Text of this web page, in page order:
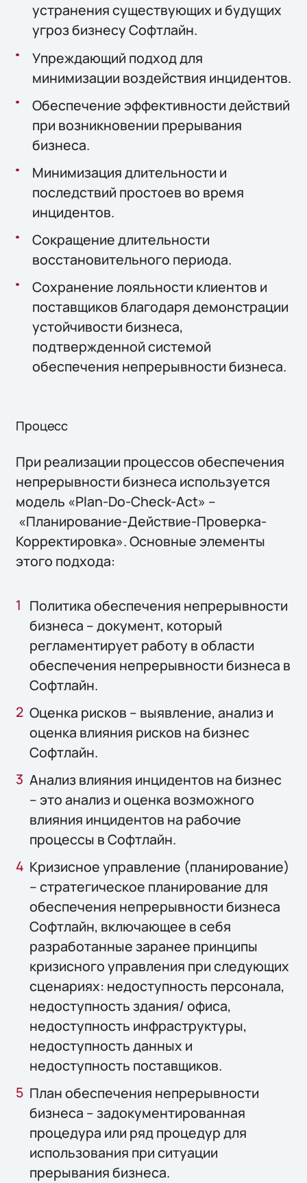
устранения существующих и будущих
угроз бизнесу Софтлайн.
Упреждающий подход для
минимизации воздействия инцидентов.
Обеспечение эффективности действий
при возникновении прерывания
бизнеса.
Минимизация длительности и
последствий простоев во время
инцидентов.
Сокращение длительности
восстановительного периода.
Сохранение лояльности клиентов и
поставщиков благодаря демонстрации
устойчивости бизнеса,
подтвержденной системой
обеспечения непрерывности бизнеса.
Процесс
При реализации процессов обеспечения
непрерывности бизнеса используется
модель «Plan-Do-Check-Act» –
«Планирование-Действие-Проверка-
Корректировка». Основные элементы
этого подхода:
Политика обеспечения непрерывности
бизнеса – документ, который
регламентирует работу в области
обеспечения непрерывности бизнеса в
Софтлайн.
Оценка рисков – выявление, анализ и
оценка влияния рисков на бизнес
Софтлайн.
Анализ влияния инцидентов на бизнес
– это анализ и оценка возможного
влияния инцидентов на рабочие
процессы в Софтлайн.
Кризисное управление (планирование)
– стратегическое планирование для
обеспечения непрерывности бизнеса
Софтлайн, включающее в себя
разработанные заранее принципы
кризисного управления при следующих
сценариях: недоступность персонала,
недоступность здания/ офиса,
недоступность инфраструктуры,
недоступность данных и
недоступность поставщиков.
План обеспечения непрерывности
бизнеса – задокументированная
процедура или ряд процедур для
использования при ситуации
прерывания бизнеса.